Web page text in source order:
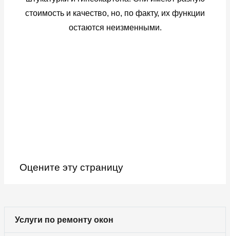
Услуги по ремонту окон
стоимость и качество, но, по факту, их функции
остаются неизменными.
Оцените эту страницу